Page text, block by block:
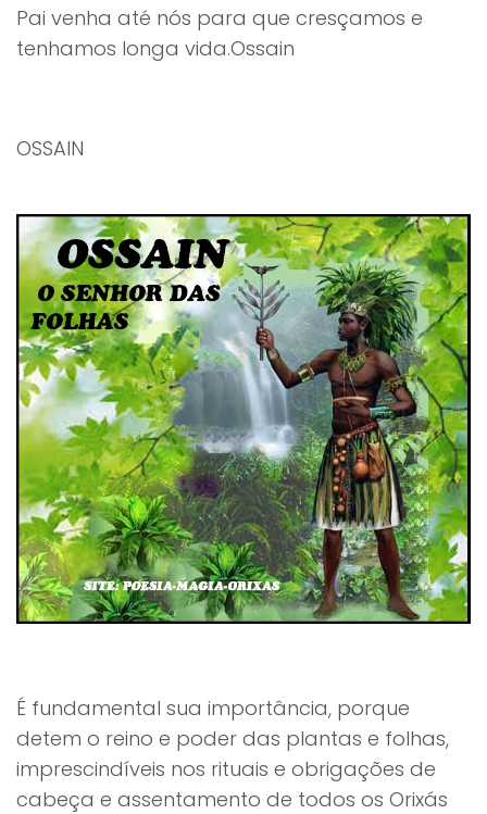
Pai venha até nós para que cresçamos e
tenhamos longa vida.Ossain
OSSAIN
É fundamental sua importância, porque
detem o reino e poder das plantas e folhas,
imprescindíveis nos rituais e obrigações de
cabeça e assentamento de todos os Orixás